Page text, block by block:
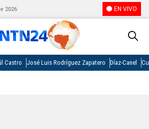
2026 EN VIVO
Castro José Luis Rodríguez Zapatero Díaz-Canel